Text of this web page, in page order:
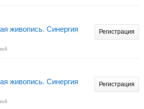
живопись. Синергия
Регистрация
живопись. Синергия
Регистрация